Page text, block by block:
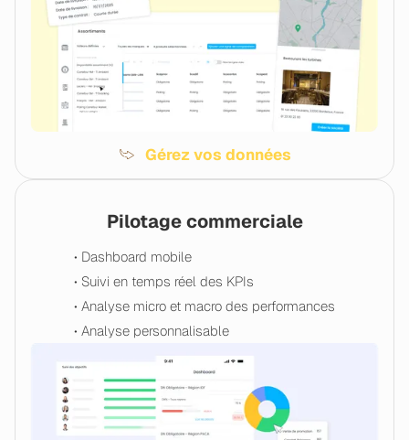
Pilotage commerciale
• Dashboard mobile
• Suivi en temps réel des KPIs
• Analyse micro et macro des performances
• Analyse personnalisable
Gérez vos données